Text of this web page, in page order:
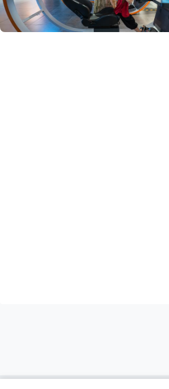
Indonesia 07 Aug 2026